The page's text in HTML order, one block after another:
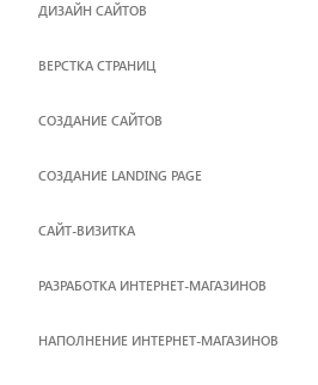
ДИЗАЙН САЙТОВ
ВЕРСТКА СТРАНИЦ
CОЗДАНИЕ САЙТОВ
СОЗДАНИЕ LANDING PAGE
САЙТ-ВИЗИТКА
РАЗРАБОТКА ИНТЕРНЕТ-МАГАЗИНОВ
НАПОЛНЕНИЕ ИНТЕРНЕТ-МАГАЗИНОВ